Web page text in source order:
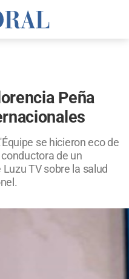
Peña
se hicieron eco de
de un
TV sobre la salud